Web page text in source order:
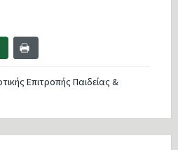
Επιτροπής Παιδείας &